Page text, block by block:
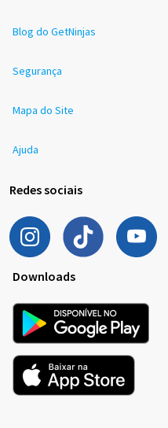
Blog do GetNinjas
Segurança
Mapa do Site
Ajuda
Redes sociais
Downloads